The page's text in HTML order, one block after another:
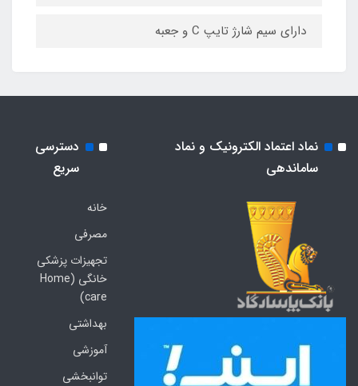
دارای سیم شارژ تایپ C و جعبه
نماد اعتماد الکترونیک و نماد
ساماندهی
دسترسی
سریع
خانه
مصرفی
تجهیزات پزشکی
خانگی (Home
care)
بهداشتی
آموزشی
توانبخشی